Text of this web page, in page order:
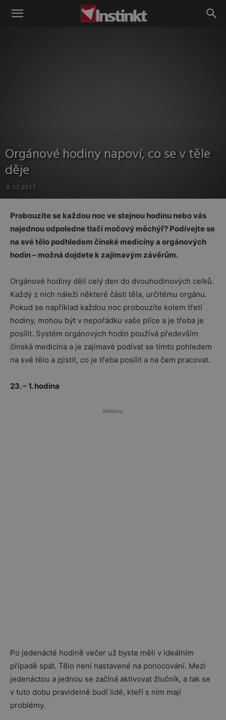
Instinkt
Orgánové hodiny napoví, co se v těle
děje
8.11.2017
Probouzíte se každou noc ve stejnou hodinu nebo vás
najednou odpoledne tlačí močový měchýř? Podívejte se
na své tělo podhledem čínské medicíny a orgánových
hodin – možná dojdete k zajímavým závěrům.
Orgánové hodiny dělí celý den do dvouhodinových celků.
Každý z nich náleží některé části těla, určitému orgánu.
Pokud se například každou noc probouzíte kolem třetí
hodiny, mohou být v nepořádku vaše plíce a je třeba je
posílit. Systém orgánových hodin používá především
čínská medicína a je zajímavé podívat se tímto pohledem
na své tělo a zjistit, co je třeba posílit a na čem pracovat.
23. – 1. hodina
Reklama
Po jedenácté hodině večer už byste měli v ideálním
případě spát. Tělo není nastavené na ponocování. Mezi
jedenáctou a jednou se začíná aktivovat žlučník, a tak se
v tuto dobu pravidelně budí lidé, kteří s ním mají
problémy.